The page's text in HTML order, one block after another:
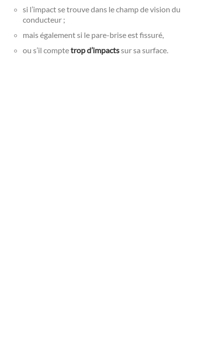
si l’impact se trouve dans le champ de vision du
conducteur ;
mais également si le pare-brise est fissuré,
ou s’il comptetrop d’impactssur sa surface.